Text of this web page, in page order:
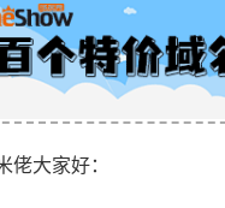
大家好：